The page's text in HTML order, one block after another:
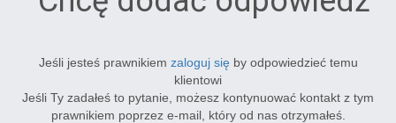
Jeśli jesteś prawnikiem zaloguj się by odpowiedzieć temu
klientowi
Jeśli Ty zadałeś to pytanie, możesz kontynuować kontakt z tym
prawnikiem poprzez e-mail, który od nas otrzymałeś.